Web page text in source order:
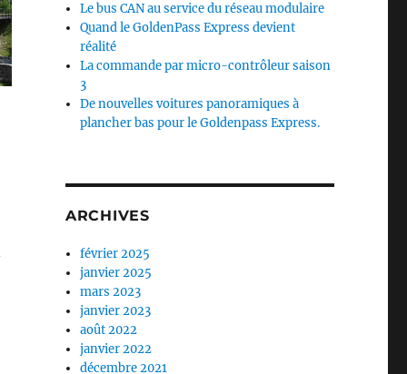
Le bus CAN au service du réseau modulaire
Quand le GoldenPass Express devient
réalité
La commande par micro-contrôleur saison
3
De nouvelles voitures panoramiques à
plancher bas pour le Goldenpass Express.
ARCHIVES
février 2025
janvier 2025
mars 2023
janvier 2023
août 2022
janvier 2022
décembre 2021